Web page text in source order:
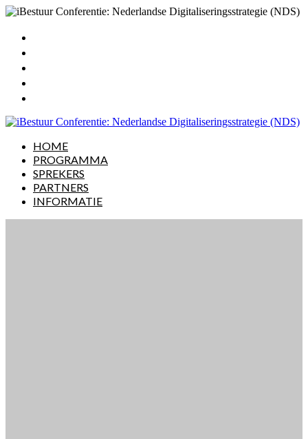
HOME
PROGRAMMA
SPREKERS
PARTNERS
INFORMATIE